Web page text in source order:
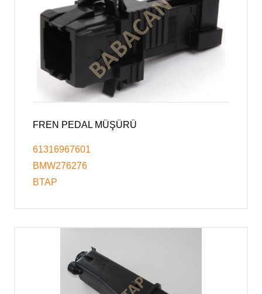
FREN PEDAL MÜŞÜRÜ
61316967601
BMW276276
BTAP